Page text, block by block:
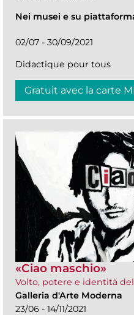
Nei musei e su
02/07 - 30/09/2021
Didactique pour tous
Gratuit avec la carte
«Ciao maschio»
Volto, potere e identità
Galleria d'Arte Moderna
23/06 - 14/11/2021